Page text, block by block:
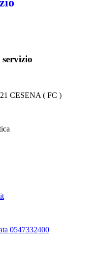
CESENA ( FC )
0547332400